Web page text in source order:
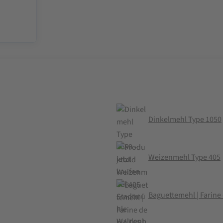
Dinkelmehl Type 1050
Weizenmehl Type 405
Baguettemehl |